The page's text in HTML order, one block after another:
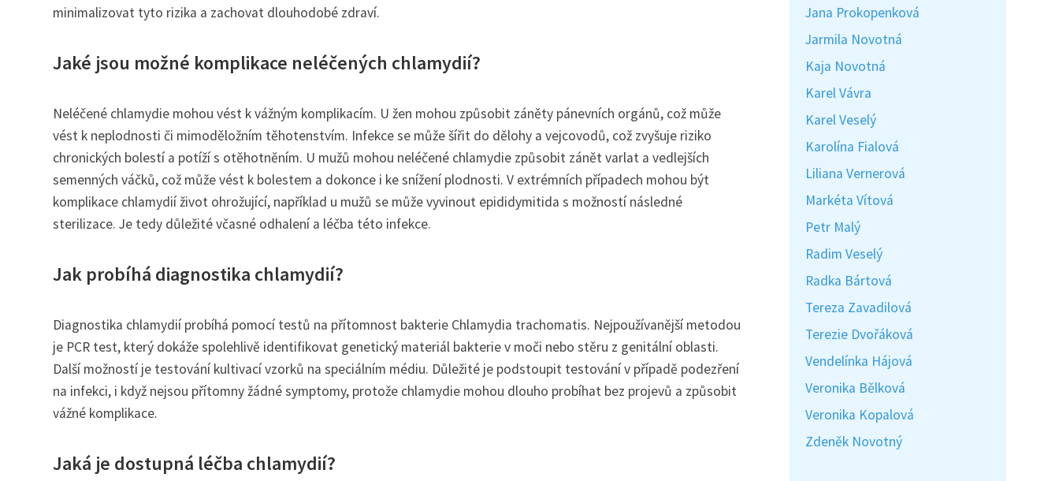
minimalizovat tyto rizika a zachovat dlouhodobé zdraví.
Jaké jsou možné komplikace neléčených chlamydií?
Neléčené chlamydie mohou vést k vážným komplikacím. U žen mohou způsobit záněty pánevních orgánů, což může
vést k neplodnosti či mimoděložním těhotenstvím. Infekce se může šířit do dělohy a vejcovodů, což zvyšuje riziko
chronických bolestí a potíží s otěhotněním. U mužů mohou neléčené chlamydie způsobit zánět varlat a vedlejších
semenných váčků, což může vést k bolestem a dokonce i ke snížení plodnosti. V extrémních případech mohou být
komplikace chlamydií život ohrožující, například u mužů se může vyvinout epididymitida s možností následné
sterilizace. Je tedy důležité včasné odhalení a léčba této infekce.
Jak probíhá diagnostika chlamydií?
Diagnostika chlamydií probíhá pomocí testů na přítomnost bakterie Chlamydia trachomatis. Nejpoužívanější metodou
je PCR test, který dokáže spolehlivě identifikovat genetický materiál bakterie v moči nebo stěru z genitální oblasti.
Další možností je testování kultivací vzorků na speciálním médiu. Důležité je podstoupit testování v případě podezření
na infekci, i když nejsou přítomny žádné symptomy, protože chlamydie mohou dlouho probíhat bez projevů a způsobit
vážné komplikace.
Jaká je dostupná léčba chlamydií?
Jana Prokopenková
Jarmila Novotná
Kaja Novotná
Karel Vávra
Karel Veselý
Karolína Fialová
Liliana Vernerová
Markéta Vítová
Petr Malý
Radim Veselý
Radka Bártová
Tereza Zavadilová
Terezie Dvořáková
Vendelínka Hájová
Veronika Bělková
Veronika Kopalová
Zdeněk Novotný